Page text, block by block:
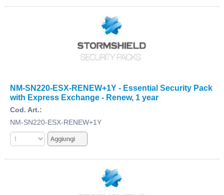
NM-SN220-ESX-RENEW+1Y - Essential Security Pack
with Express Exchange - Renew, 1 year
Cod. Art.:
NM-SN220-ESX-RENEW+1Y